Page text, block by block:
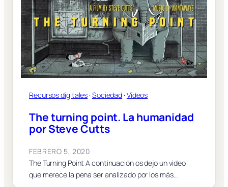
Recursos digitales · Sociedad · Vídeos
The turning point. La humanidad
por Steve Cutts
FEBRERO 5, 2020
The Turning Point A continuación os dejo un video
que merece la pena ser analizado por los más…